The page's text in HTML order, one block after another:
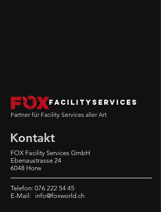
FOX Facility Services GmbH
Ebenaustrasse 24
6048 Horw
FACILITYSERVICES
Telefon: 076 222 54 45
E-Mail: info@foxworld.ch
Kontakt
Partner für Facility Services aller Art